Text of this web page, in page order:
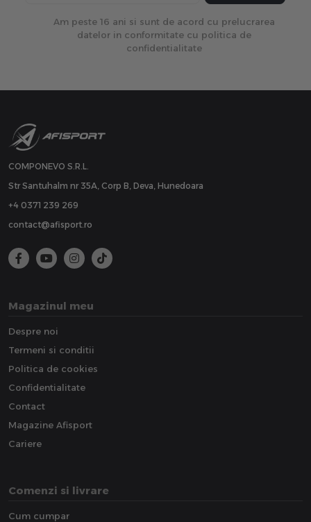
Am peste 16 ani si sunt de acord cu prelucrarea
datelor in conformitate cu politica de
confidentialitate
COMPONEVO S.R.L.
Str Santuhalm nr 35A, Corp B, Deva, Hunedoara
+4 0371 239 269
contact@afisport.ro
Magazinul meu
Despre noi
Termeni si conditii
Politica de cookies
Confidentialitate
Contact
Magazine Afisport
Cariere
Comenzi si livrare
Cum cumpar